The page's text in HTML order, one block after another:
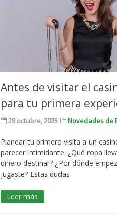
Antes de visitar el
para tu primera
28 octubre, 2025 Novedades de
Planear tu primera visita a un
parecer intimidante. ¿Qué ropa
dinero destinar? ¿Por dónde
jugaste? Estas dudas
Leer más